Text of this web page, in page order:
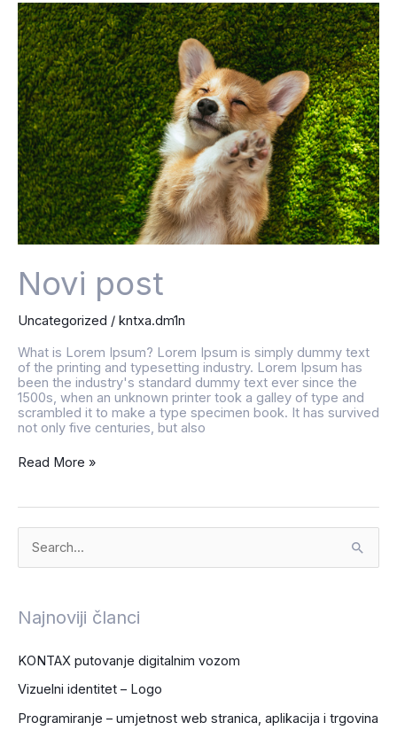
Novi post
Uncategorized / kntxa.dm1n
What is Lorem Ipsum? Lorem Ipsum is simply dummy text
of the printing and typesetting industry. Lorem Ipsum has
been the industry's standard dummy text ever since the
1500s, when an unknown printer took a galley of type and
scrambled it to make a type specimen book. It has survived
not only five centuries, but also
Novi
post
Read More »
r
c
Najnoviji članci
KONTAX putovanje digitalnim vozom
Vizuelni identitet – Logo
Programiranje – umjetnost web stranica, aplikacija i trgovina